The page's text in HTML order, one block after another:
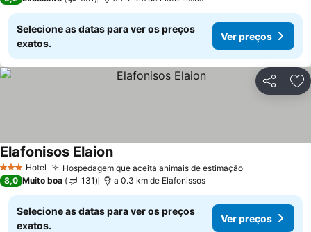
Selecione as datas para ver os preços
exatos.
Ver preços
Partilhar
3 EstrelasHotel Hospedagem que aceita animais de estimaçãoVer preços
Elafonisos ElaionVer preços
8,0 Muito boa 131 a 0.3 km de Elafonissos
Selecione as datas para ver os preços
exatos.
Ver preços